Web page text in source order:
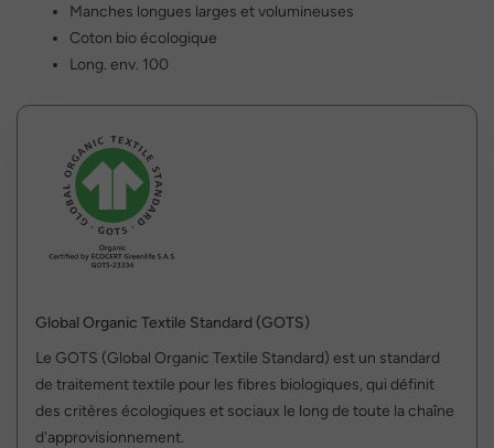
Manches longues larges et volumineuses
Coton bio écologique
Long. env. 100
Global Organic Textile Standard (GOTS)
Le GOTS (Global Organic Textile Standard) est un standard
de traitement textile pour les fibres biologiques, qui définit
des critères écologiques et sociaux le long de toute la chaîne
d'approvisionnement.